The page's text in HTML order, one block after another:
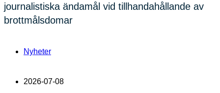
journalistiska ändamål vid tillhandahållande av
brottmålsdomar
Nyheter
2026-07-08